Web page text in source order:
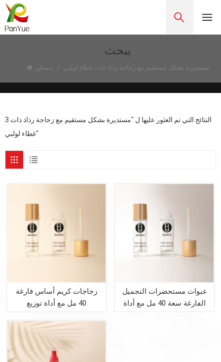
يبحث
مسكن / مستديرة بشكل مستقيم مع زجاجة رذاذ ذات غطاء لولبي
3 النتائج التي تم العثور عليها ل "مستديرة بشكل مستقيم مع زجاجة رذاذ ذات
غطاء لولبي"
زجاجات كريم أساس فارغة
40 مل مع أداة توزيع
عبوات مستحضرات التجميل
الفارغة سعة 40 مل مع أداة
توزيع المكياج